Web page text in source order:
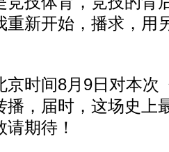
重新开始，播求，用
时间8月9日对本次
播，届时，这场史上
期待！